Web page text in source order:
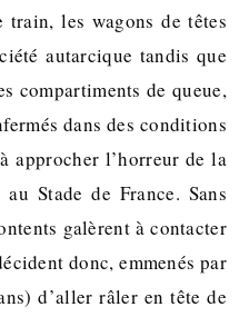
les wagons de têtes
autarcique tandis que
compartiments de queue,
dans des conditions
approcher l’horreur de la
Stade de France. Sans
galèrent à contacter
donc, emmenés par
d’aller râler en tête de